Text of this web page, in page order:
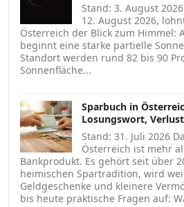
Stand: 3. August
12. August 2026,
Österreich der Blick zum Himmel:
beginnt eine starke partielle
Standort werden rund 82 bis 90
Sonnenfläche...
Sparbuch in
Losungswort,
Stand: 31. Juli 2026
Österreich ist mehr
Bankprodukt. Es gehört seit über
heimischen Spartradition, wird
Geldgeschenke und kleinere
bis heute praktische Fragen auf: